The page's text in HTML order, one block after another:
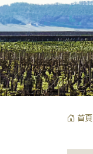
首頁